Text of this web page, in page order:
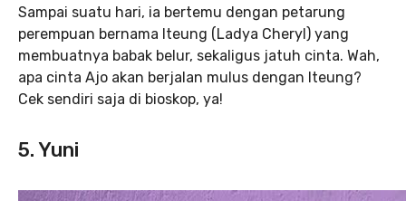
Sampai suatu hari, ia bertemu dengan petarung
perempuan bernama Iteung (Ladya Cheryl) yang
membuatnya babak belur, sekaligus jatuh cinta. Wah,
apa cinta Ajo akan berjalan mulus dengan Iteung?
Cek sendiri saja di bioskop, ya!
5. Yuni